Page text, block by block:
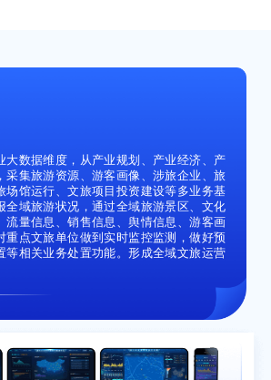
大数据维度，从产业规划、产业经济、产
采集旅游资源、游客画像、涉旅企业、旅
场馆运行、文旅项目投资建设等多业务基
全域旅游状况，通过全域旅游景区、文化
流量信息、销售信息、舆情信息、游客画
重点文旅单位做到实时监控监测，做好预
等相关业务处置功能。形成全域文旅运营